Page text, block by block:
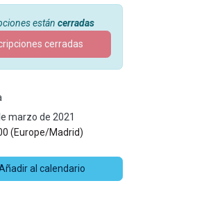
están cerradas
cerradas
marzo de 2021
(Europe/Madrid)
al calendario